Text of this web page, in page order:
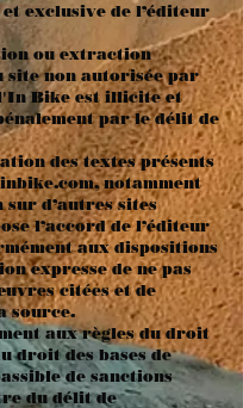
exclusive de l’éditeur
ou extraction
site non autorisée par
Bike est illicite et
par le délit de
des textes présents
, notamment
d’autres sites
l’accord de l’éditeur
aux dispositions
expresse de ne pas
citées et de
source.
aux règles du droit
droit des bases de
de sanctions
du délit de